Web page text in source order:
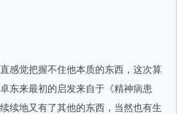
觉把握不住他本质的东西，这次算
东来最初的启发来自于《精神病患
续地又有了其他的东西，当然也有生